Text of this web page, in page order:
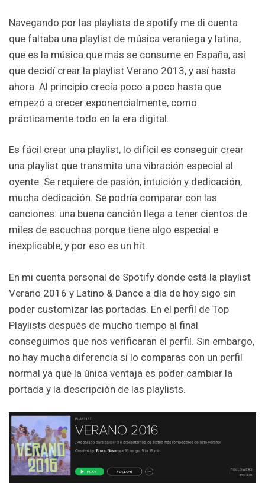
Navegando por las playlists de spotify me di cuenta
que faltaba una playlist de música veraniega y latina,
que es la música que más se consume en España, así
que decidí crear la playlist Verano 2013, y así hasta
ahora. Al principio crecía poco a poco hasta que
empezó a crecer exponencialmente, como
prácticamente todo en la era digital.
Es fácil crear una playlist, lo difícil es conseguir crear
una playlist que transmita una vibración especial al
oyente. Se requiere de pasión, intuición y dedicación,
mucha dedicación. Se podría comparar con las
canciones: una buena canción llega a tener cientos de
miles de escuchas porque tiene algo especial e
inexplicable, y por eso es un hit.
En mi cuenta personal de Spotify donde está la playlist
Verano 2016 y Latino & Dance a día de hoy sigo sin
poder customizar las portadas. En el perfil de Top
Playlists después de mucho tiempo al final
conseguimos que nos verificaran el perfil. Sin embargo,
no hay mucha diferencia si lo comparas con un perfil
normal ya que la única ventaja es poder cambiar la
portada y la descripción de las playlists.